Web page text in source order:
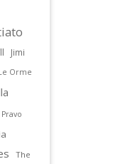
Jimi
Orme
The